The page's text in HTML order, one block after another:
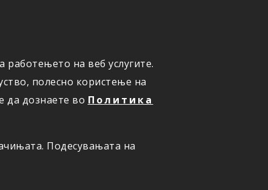
на веб услугите.
полесно користење на
да дознаете во Политика
Подесувањата на
ОНЛАЈН ПРИЈАВИ ШТЕТА